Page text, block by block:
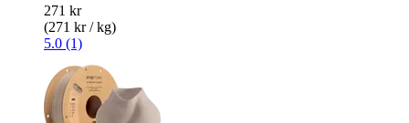
271 kr
(271 kr / kg)
5.0 (1)